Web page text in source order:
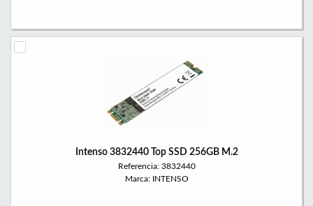
Intenso 3832440 Top SSD 256GB M.2
Referencia: 3832440
Marca: INTENSO